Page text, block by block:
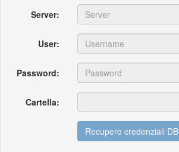
Server:
User:
Password:
Cartella:
Recupero credenziali DB